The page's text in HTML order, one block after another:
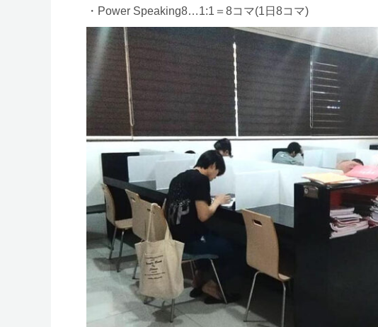
・Power Speaking8…1:1＝8コマ(1日8コマ)
【留学生の国籍比率と学習意欲】
韓国、日本、中国、ベトナム、中東、タイ、台湾などで
が考慮されており、キャンパス・寮内ともEOP(English
多国籍な環境が提供されます。
日本人比率は40％以下と国際色豊か。特にスパルタコー
数！とにかく短期間で、自分を追い込んで英語力を向上